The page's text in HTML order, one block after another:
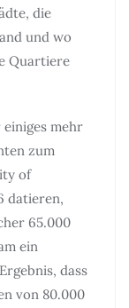
die
und wo
Quartiere
mehr
zum
of
datieren,
65.000
ein
dass
von 80.000